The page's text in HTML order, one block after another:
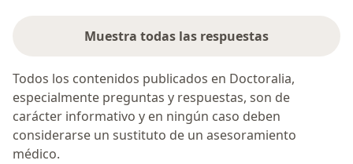
Muestra todas las respuestas
Todos los contenidos publicados en Doctoralia,
especialmente preguntas y respuestas, son de
carácter informativo y en ningún caso deben
considerarse un sustituto de un asesoramiento
médico.